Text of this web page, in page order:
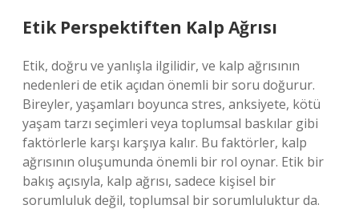
Etik Perspektiften Kalp Ağrısı
Etik, doğru ve yanlışla ilgilidir, ve kalp ağrısının
nedenleri de etik açıdan önemli bir soru doğurur.
Bireyler, yaşamları boyunca stres, anksiyete, kötü
yaşam tarzı seçimleri veya toplumsal baskılar gibi
faktörlerle karşı karşıya kalır. Bu faktörler, kalp
ağrısının oluşumunda önemli bir rol oynar. Etik bir
bakış açısıyla, kalp ağrısı, sadece kişisel bir
sorumluluk değil, toplumsal bir sorumluluktur da.